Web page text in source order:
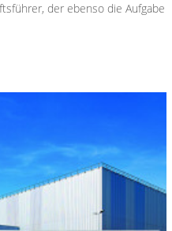
der ebenso die Aufgabe